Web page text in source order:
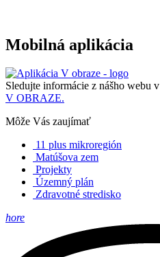
Mobilná aplikácia
Sledujte informácie z nášho webu v
V OBRAZE.
Môže Vás zaujímať
11 plus mikroregión
Matúšova zem
Projekty
Územný plán
Zdravotné stredisko
hore